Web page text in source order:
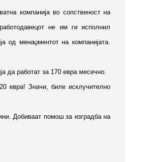
компанија во сопственост на
не им ги исполнил
од менаџментот на компанијата.
да работат за 170 евра месечно.
евра! Значи, биле исклучително
Добиваат помош за изградба на